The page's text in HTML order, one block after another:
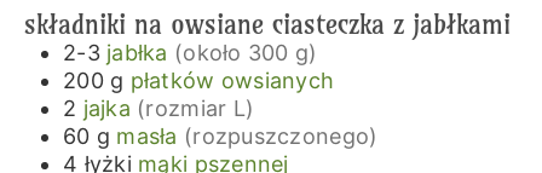
składniki na owsiane ciasteczka z jabłkami
2-3 jabłka (około 300 g)
200 g płatków owsianych
2 jajka (rozmiar L)
60 g masła (rozpuszczonego)
4 łyżki mąki pszennej